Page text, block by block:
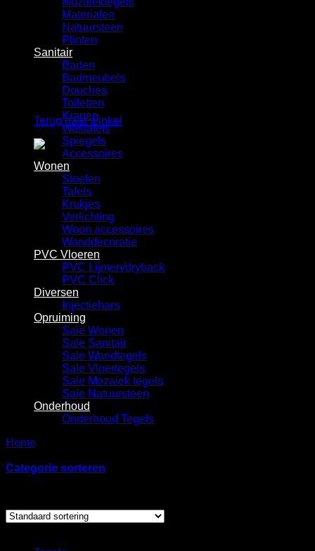
Winkelwagen
Geen producten in de winkelwagen.
Terug naar winkel
Materialen
Natuursteen
Plinten
Sanitair
Baden
Badmeubels
Douches
Toiletten
Kranen
Wastafels
Spiegels
Accessoires
Wonen
Stoelen
Tafels
Krukjes
Verlichting
Woon accessoires
Wanddecoratie
PVC Vloeren
PVC Lijmen/dryback
PVC Click
Diversen
Injectiehars
Opruiming
Sale Wonen
Sale Sanitair
Sale Wandtegels
Sale Vloertegels
Sale Mozaiek tegels
Sale Natuursteen
Onderhoud
Onderhoud Tegels
Home
Categorie sorteren